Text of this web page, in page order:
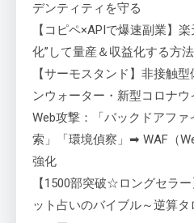
デンティティを守る
【コピペ×APIで爆速副業】
化”して量産＆収益化する方法
【サーモスタンド】非接触
ンウォーター・新型コロナ
Web攻撃：「バックドアフ
索」「環境偵察」➡ WAF（
強化
【1500部突破☆ロングセラ
ット占いのバイブル～逆算